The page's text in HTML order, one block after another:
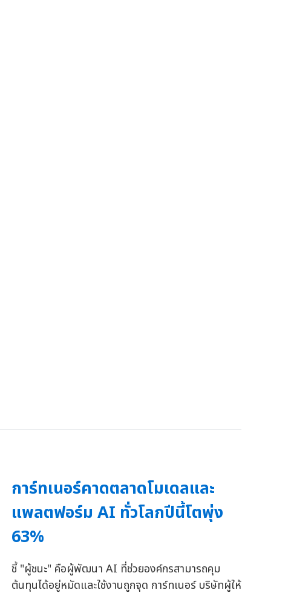
การ์ทเนอร์คาดตลาดโมเดลและ
แพลตฟอร์ม AI ทั่วโลกปีนี้โตพุ่ง
63%
ชี้ "ผู้ชนะ" คือผู้พัฒนา AI ที่ช่วยองค์กรสามารถคุม
ต้นทุนได้อยู่หมัดและใช้งานถูกจุด การ์ทเนอร์ บริษัทผู้ให้